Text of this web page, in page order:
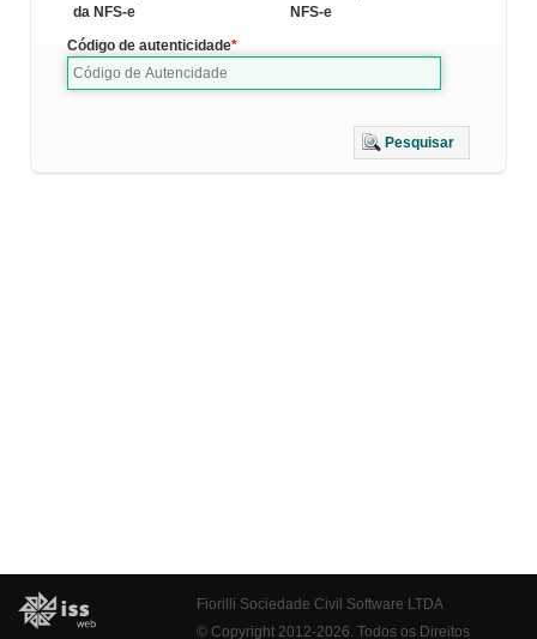
da NFS-e
NFS-e
Código de autenticidade
Pesquisar
Fiorilli Sociedade Civil Software LTDA
© Copyright 2012-2026. Todos os Direitos